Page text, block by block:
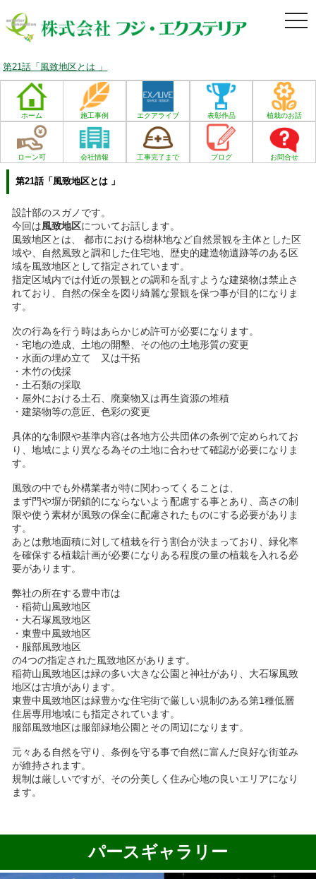
第21話「風致地区とは 」
ホーム 施工事例 エクアライブ 表彰作品 植栽のお話
ローン可 会社情報 工事完了まで ブログ お問合せ
第21話「風致地区とは 」
設計部のスガノです。
今回は風致地区についてお話します。
風致地区とは、
都市における樹林地など自然景観を主体とした区
域や、自然風致と調和した住宅地、歴史的建造物遺跡等のある区
域を風致地区として指定されています。
指定区域内では付近の景観との調和を乱すような建築物は禁止さ
れており、自然の保全を図り綺麗な景観を保つ事が目的になりま
す。
次の行為を行う時はあらかじめ許可が必要になります。
・宅地の造成、土地の開墾、その他の土地形質の変更
・水面の埋め立て 又は干拓
・木竹の伐採
・土石類の採取
・屋外における土石、廃棄物又は再生資源の堆積
・建築物等の意匠、色彩の変更
具体的な制限や基準内容は各地方公共団体の条例で定められてお
り、地域により異なる為その土地に合わせて確認が必要になりま
す。
風致の中でも外構業者が特に関わってくることは、
まず門や塀が閉鎖的にならないよう配慮する事とあり、高さの制
限や使う素材が風致の保全に配慮されたものにする必要がありま
す。
あとは敷地面積に対して植栽を行う割合が決まっており、緑化率
を確保する植栽計画が必要になりある程度の量の植栽を入れる必
要があります。
弊社の所在する豊中市は
・稲荷山風致地区
・大石塚風致地区
・東豊中風致地区
・服部風致地区
の4つの指定された風致地区があります。
稲荷山風致地区は緑の多い大きな公園と神社があり、大石塚風致
地区は古墳があります。
東豊中風致地区は緑豊かな住宅街で厳しい規制のある第1種低層
住居専用地域にも指定されています。
服部風致地区は服部緑地公園とその周辺になります。
元々ある自然を守り、条例を守る事で自然に富んだ良好な街並み
が維持されます。
規制は厳しいですが、その分美しく住み心地の良いエリアになり
ます。
パースギャラリー